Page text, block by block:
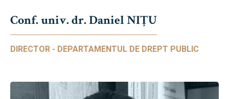
Conf. univ. dr. Daniel NIŢU
DIRECTOR - DEPARTAMENTUL DE DREPT PUBLIC